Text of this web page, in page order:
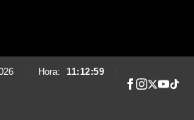
Hora: 11:13:00